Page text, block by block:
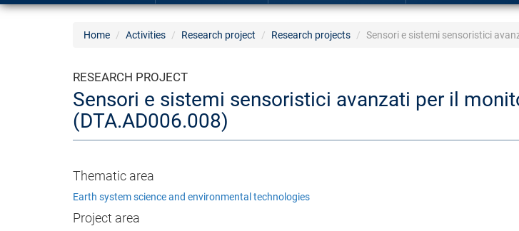
Home Activities Research project Research projects Sensori e sistemi sensoristici
RESEARCH PROJECT
Sensori e sistemi sensoristici avanzati per il
(DTA.AD006.008)
Thematic area
Earth system science and environmental technologies
Project area